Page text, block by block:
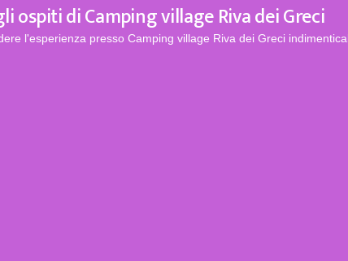
ospiti di Camping village Riva dei Greci
l'esperienza presso Camping village Riva dei Greci